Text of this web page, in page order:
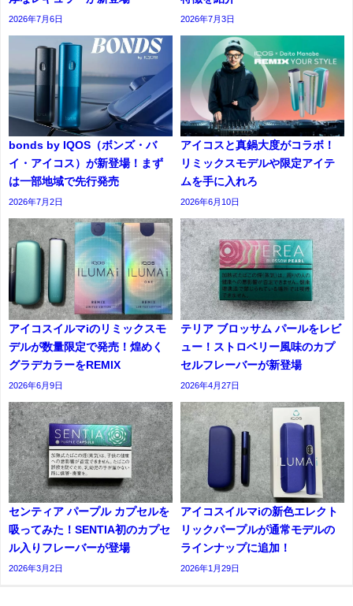
2026年7月6日 2026年7月3日
bonds by IQOS（ボンズ・バ
イ・アイコス）が新登場！まず
は一部地域で先行発売
2026年7月2日
アイコスと真鍋大度がコラボ！
リミックスモデルや限定アイテ
ムを手に入れろ
2026年6月10日
アイコスイルマiのリミックスモ
デルが数量限定で発売！煌めく
グラデカラーをREMIX
2026年6月9日
テリア ブロッサム パールをレビ
ュー！ストロベリー風味のカプ
セルフレーバーが新登場
2026年4月27日
センティア パープル カプセルを
吸ってみた！SENTIA初のカプセ
ル入りフレーバーが登場
2026年3月2日
アイコスイルマiの新色エレクト
リックパープルが通常モデルの
ラインナップに追加！
2026年1月29日